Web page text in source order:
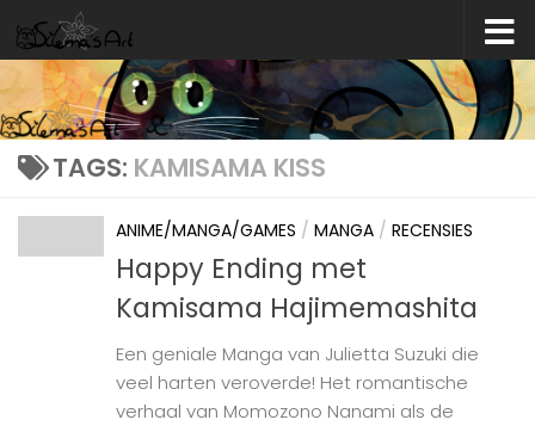
Skip to content
TAGS: KAMISAMA KISS
ANIME/MANGA/GAMES / MANGA / RECENSIES
Happy Ending met
Kamisama Hajimemashita
Een geniale Manga van Julietta Suzuki die
veel harten veroverde! Het romantische
verhaal van Momozono Nanami als de